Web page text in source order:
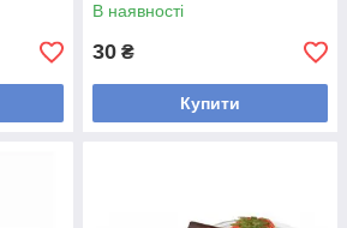
В наявності
30 ₴
Купити